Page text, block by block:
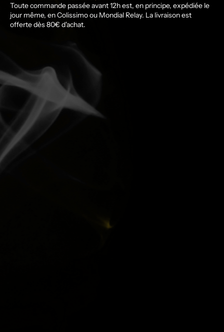
Toute commande passée avant 12h est, en principe, expédiée le
jour même, en Colissimo ou Mondial Relay. La livraison est
offerte dès 80€ d'achat.